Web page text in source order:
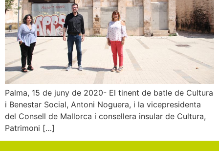
Palma, 15 de juny de 2020- El tinent de batle de Cultura
i Benestar Social, Antoni Noguera, i la vicepresidenta
del Consell de Mallorca i consellera insular de Cultura,
Patrimoni […]